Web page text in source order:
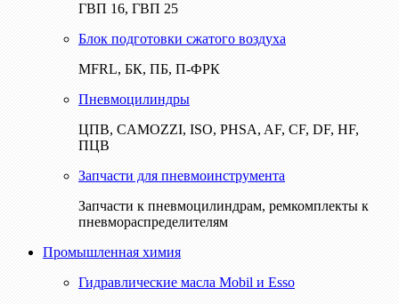
ГВП 16, ГВП 25
Блок подготовки сжатого воздуха
MFRL, БК, ПБ, П-ФРК
Пневмоцилиндры
ЦПВ, CAMOZZI, ISO, PHSA, AF, CF, DF, HF,
ПЦВ
Запчасти для пневмоинструмента
Запчасти к пневмоцилиндрам, ремкомплекты к
пневмораспределителям
Промышленная химия
Гидравлические масла Mobil и Esso